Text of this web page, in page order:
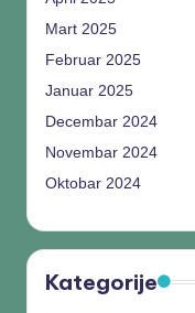
Mart 2025
Februar 2025
Januar 2025
Decembar 2024
Novembar 2024
Oktobar 2024
Kategorije